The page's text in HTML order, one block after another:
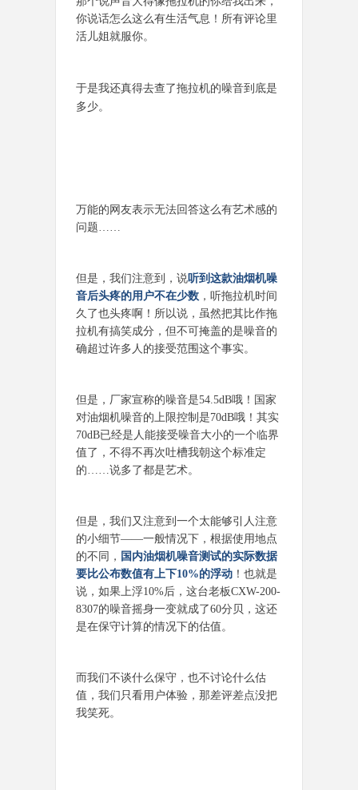
你说话怎么这么有生活气息！所有评论里
活儿姐就服你。
于是我还真得去查了拖拉机的噪音到底是
多少。
万能的网友表示无法回答这么有艺术感的
问题……
但是，我们注意到，说听到这款油烟机噪
音后头疼的用户不在少数，听拖拉机时间
久了也头疼啊！所以说，虽然把其比作拖
拉机有搞笑成分，但不可掩盖的是噪音的
确超过许多人的接受范围这个事实。
但是，厂家宣称的噪音是54.5dB哦！国家
对油烟机噪音的上限控制是70dB哦！其实
70dB已经是人能接受噪音大小的一个临界
值了，不得不再次吐槽我朝这个标准定
的……说多了都是艺术。
但是，我们又注意到一个太能够引人注意
的小细节——一般情况下，根据使用地点
的不同， 国内油烟机噪音测试的实际数据
要比公布数值有上下10%的浮动！也就是
说，如果上浮10%后，这台老板CXW-200-
8307的噪音摇身一变就成了60分贝，这还
是在保守计算的情况下的估值。
而我们不谈什么保守，也不讨论什么估
值，我们只看用户体验，那差评差点没把
我笑死。